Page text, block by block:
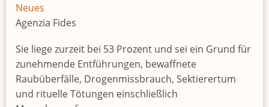
Neues
Agenzia Fides
Sie liege zurzeit bei 53 Prozent und sei ein Grund für
zunehmende Entführungen, bewaffnete
Raubüberfälle, Drogenmissbrauch, Sektierertum
und rituelle Tötungen einschließlich